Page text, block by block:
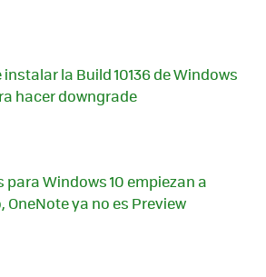
la Build 10136 de Windows
hacer downgrade
Windows 10 empiezan a
OneNote ya no es Preview